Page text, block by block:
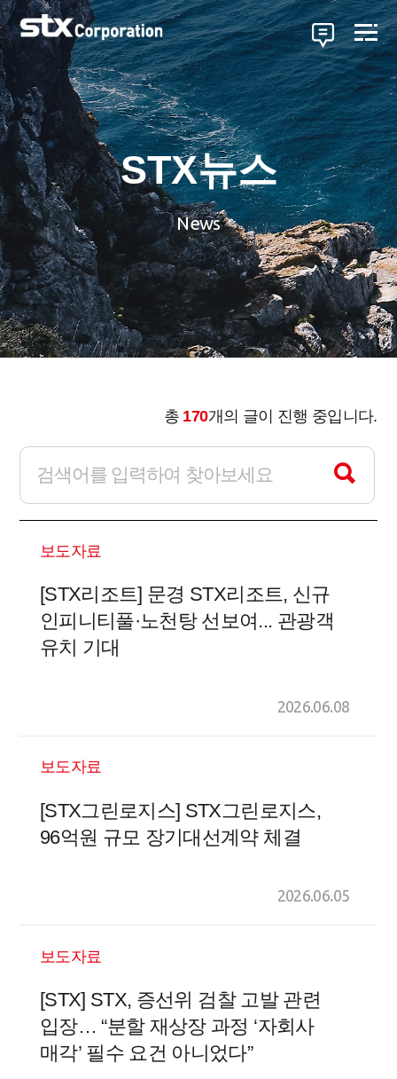
STX뉴스
News
총 170개의 글이 진행 중입니다.
보도자료
[STX리조트] 문경 STX리조트, 신규
인피니티풀·노천탕 선보여... 관광객
유치 기대
2026.06.08
보도자료
[STX그린로지스] STX그린로지스,
96억원 규모 장기대선계약 체결
2026.06.05
보도자료
[STX] STX, 증선위 검찰 고발 관련
입장… “분할 재상장 과정 ‘자회사
매각’ 필수 요건 아니었다”